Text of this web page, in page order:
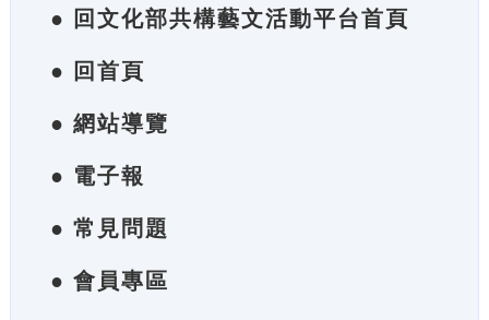
● 回文化部共構藝文活動平台首頁
● 回首頁
● 網站導覽
● 電子報
● 常見問題
● 會員專區